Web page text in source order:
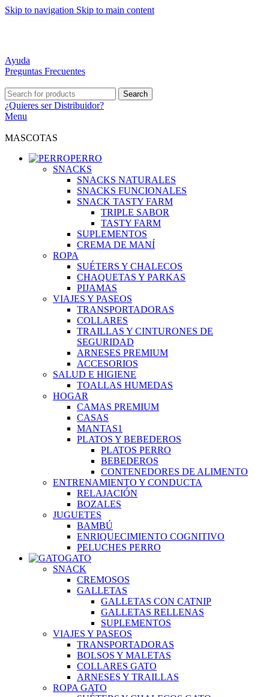
Skip to navigation Skip to main content
Ayuda
Preguntas Frecuentes
Search
¿Quieres ser Distribuidor?
Menu
MASCOTAS
PERRO
SNACKS
SNACKS NATURALES
SNACKS FUNCIONALES
SNACK TASTY FARM
TRIPLE SABOR
TASTY FARM
SUPLEMENTOS
CREMA DE MANÍ
ROPA
SUÉTERS Y CHALECOS
CHAQUETAS Y PARKAS
PIJAMAS
VIAJES Y PASEOS
TRANSPORTADORAS
COLLARES
TRAILLAS Y CINTURONES DE
SEGURIDAD
ARNESES PREMIUM
ACCESORIOS
SALUD E HIGIENE
TOALLAS HUMEDAS
HOGAR
CAMAS PREMIUM
CASAS
MANTAS1
PLATOS Y BEBEDEROS
PLATOS PERRO
BEBEDEROS
CONTENEDORES DE ALIMENTO
ENTRENAMIENTO Y CONDUCTA
RELAJACIÓN
BOZALES
JUGUETES
BAMBÚ
ENRIQUECIMIENTO COGNITIVO
PELUCHES PERRO
GATO
SNACK
CREMOSOS
GALLETAS
GALLETAS CON CATNIP
GALLETAS RELLENAS
SUPLEMENTOS
VIAJES Y PASEOS
TRANSPORTADORAS
BOLSOS Y MALETAS
COLLARES GATO
ARNESES Y TRAILLAS
ROPA GATO